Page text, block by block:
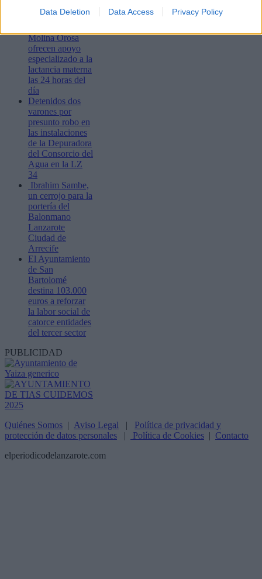
Data Deletion Data Access Privacy Policy
fin de semana
Molina Orosa
ofrecen apoyo
especializado a la
lactancia materna
las 24 horas del
día
Detenidos dos
varones por
presunto robo en
las instalaciones
de la Depuradora
del Consorcio del
Agua en la LZ
34
Ibrahim Sambe,
un cerrojo para la
portería del
Balonmano
Lanzarote
Ciudad de
Arrecife
El Ayuntamiento
de San
Bartolomé
destina 103.000
euros a reforzar
la labor social de
catorce entidades
del tercer sector
PUBLICIDAD
Quiénes Somos | Aviso Legal | Política de privacidad y
protección de datos personales | Política de Cookies | Contacto
elperiodicodelanzarote.com